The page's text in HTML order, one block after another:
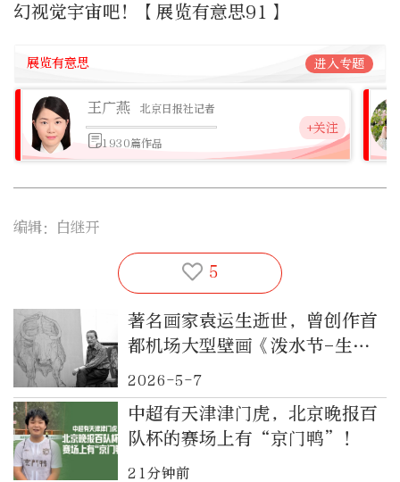
幻视觉宇宙吧！【展览有意思91】
展览有意思 进入专题
王广燕 北京日报社记者
1930篇作品
+关注
编辑：白继开
5
著名画家袁运生逝世，曾创作首
都机场大型壁画《泼水节-生命
的赞歌》
2026-5-7
中超有天津津门虎，北京晚报百
队杯的赛场上有“京门鸭”！
21分钟前